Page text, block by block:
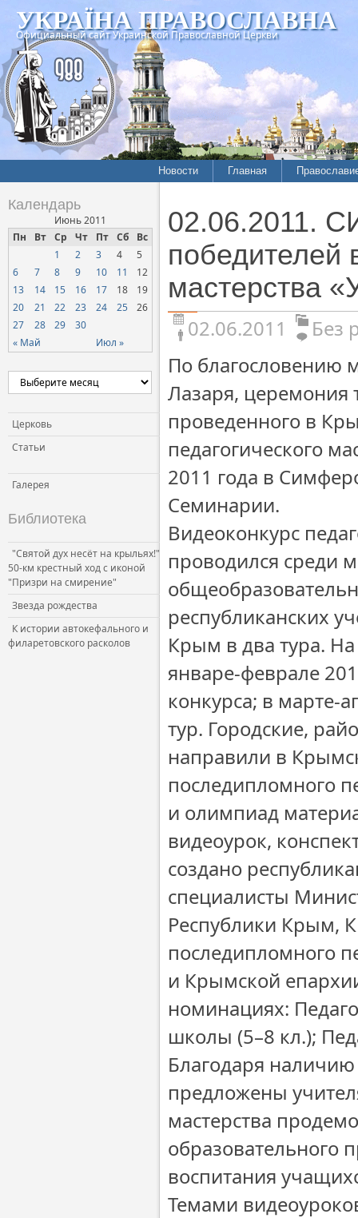
УКРАЇНА ПРАВОСЛАВНА
Официальный сайт Украинской Православной Церкви
Новости Главная
Календарь
Июнь 2011
Пн
Вт Ср Чт Пт Сб Вс
« Май Июл »
1 2 3 4
5
6
7 8 9 10 11
12
13
14 15 16 17 18
19
20
21 22 23 24 25
26
27
28 29 30
Церковь
Статьи
Галерея
Библиотека
"Святой дух несёт на крыльях!"
50-км крестный ход с иконой
"Призри на смирение"
Звезда рождества
К истории автокефального и
филаретовского расколов
02.06.2011.
победителей
мастерства
02.06.2011
Без
По благословению
Лазаря, церемония
проведенного в
педагогического
2011 года в
Семинарии.
Видеоконкурс
проводился среди
республиканских
Крым в два тура.
январе-феврале
конкурса; в марте-
тур. Городские,
направили в
последипломного
и олимпиад
видеоурок,
создано
специалисты
Республики Крым,
последипломного
и Крымской
номинациях:
школы (5–8 кл.);
Благодаря
предложены
мастерства
образовательного
воспитания
Темами